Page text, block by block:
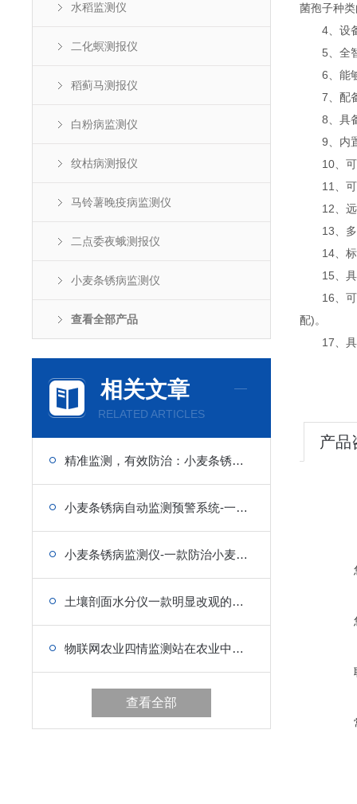
水稻监测仪
二化螟测报仪
稻蓟马测报仪
白粉病监测仪
纹枯病测报仪
马铃薯晚疫病监测仪
二点委夜蛾测报仪
小麦条锈病监测仪
查看全部产品
相关文章
RELATED ARTICLES
精准监测，有效防治：小麦条锈病监测仪是什么？应用优势是什么？
小麦条锈病自动监测预警系统-一款小麦病害发生的自动监测仪
小麦条锈病监测仪-一款防治小麦锈病发展的监测仪
土壤剖面水分仪一款明显改观的土壤墒情监测站(热点\焦点)
物联网农业四情监测站在农业中的应用
查看全部
菌孢子种
4、设备
5、全智
6、能够
7、配备
8、具备
9、内置
10、可实
11、可通
12、远
13、多种
14、标
15、具备
16、可搭
配)。
17、具备
产品